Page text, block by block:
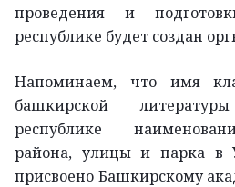
проведения и
республике будет создан
Напоминаем, что имя
башкирской
республике
района, улицы и парка в
присвоено Башкирскому